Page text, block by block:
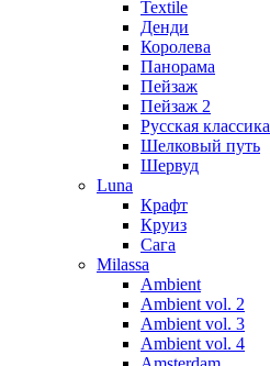
Textile
Денди
Королева
Панорама
Пейзаж
Пейзаж 2
Русская классика
Шелковый путь
Шервуд
Luna
Крафт
Круиз
Сага
Milassa
Ambient
Ambient vol. 2
Ambient vol. 3
Ambient vol. 4